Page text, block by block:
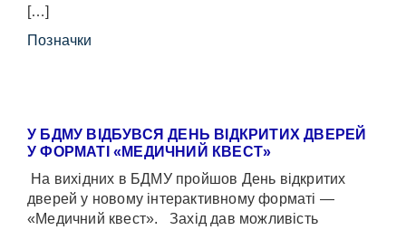
[…]
Позначки
У БДМУ ВІДБУВСЯ ДЕНЬ ВІДКРИТИХ ДВЕРЕЙ
У ФОРМАТІ «МЕДИЧНИЙ КВЕСТ»
На вихідних в БДМУ пройшов День відкритих
дверей у новому інтерактивному форматі —
«Медичний квест». Захід дав можливість